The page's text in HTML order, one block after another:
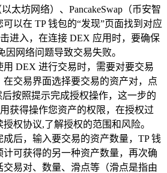
太坊网络）、PancakeSwap（币安智
以在 TP 钱包的“发现”页面找到对应
进入，在连接 DEX 应用时，要确保
因网络问题导致交易失败。
用 DEX 进行交易时，需要对要交易
在交易界面选择要交易的资产对，点
后按照提示完成授权操作，这一步的
获得操作您资产的权限，在授权过
权协议,了解授权的范围和风险。
成后，输入要交易的资产数量，TP 钱
计可获得的另一种资产数量，再次确
交易对、数量、滑点等（滑点是指由